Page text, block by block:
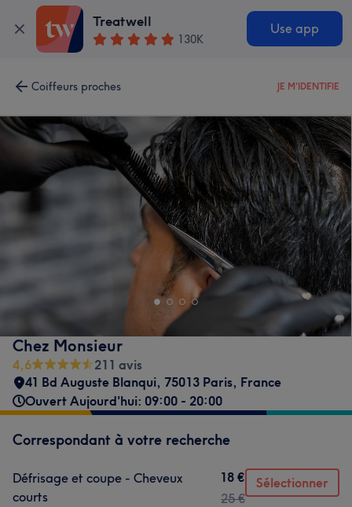
Treatwell
130K
Use app
Coiffeurs proches JE M'IDENTIFIE
Chez Monsieur
4,6
211 avis
41 Bd Auguste Blanqui, 75013 Paris, France
Ouvert Aujourd'hui: 09:00 - 20:00
Correspondant à votre recherche
Défrisage et coupe - Cheveux
courts
18 €
25 €
Sélectionner